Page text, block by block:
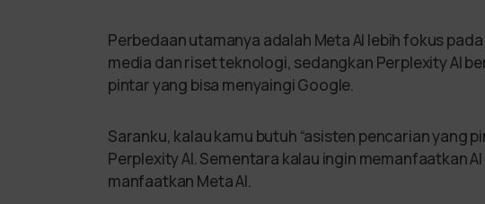
Perbedaan utamanya adalah Meta AI lebih fokus
media dan riset teknologi, sedangkan Perplexity AI
pintar yang bisa menyaingi Google.
Saranku, kalau kamu butuh “asisten pencarian yang
Perplexity AI. Sementara kalau ingin memanfaatkan
manfaatkan Meta AI.